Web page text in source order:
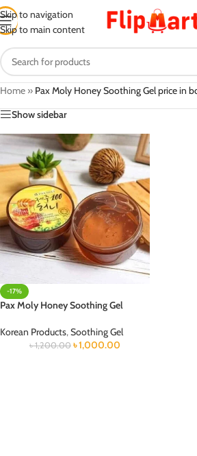
Skip to navigation
Skip to main content
Home » Pax Moly Honey Soothing Gel price in
Show sidebar
-17%
Pax Moly Honey Soothing Gel
Korean Products,Soothing Gel
৳1,200.00 ৳1,000.00